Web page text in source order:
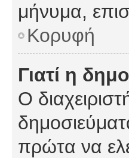
μήνυμα,
Κορυφή
Γιατί η
Ο
πρώτα να